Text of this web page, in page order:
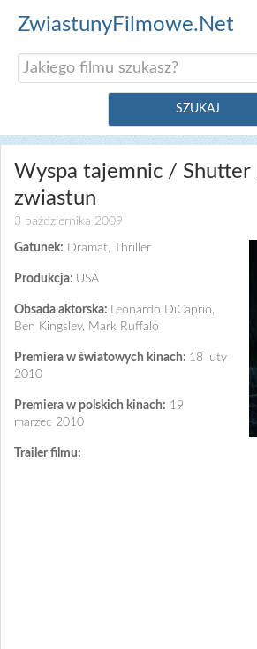
ZwiastunyFilmowe.Net
Wyspa tajemnic / Shutter
zwiastun
3 października 2009
Gatunek: Dramat, Thriller
Produkcja: USA
Obsada aktorska: Leonardo DiCaprio,
Ben Kingsley, Mark Ruffalo
Premiera w światowych kinach: 18 luty
2010
Premiera w polskich kinach: 19
marzec 2010
Trailer filmu: